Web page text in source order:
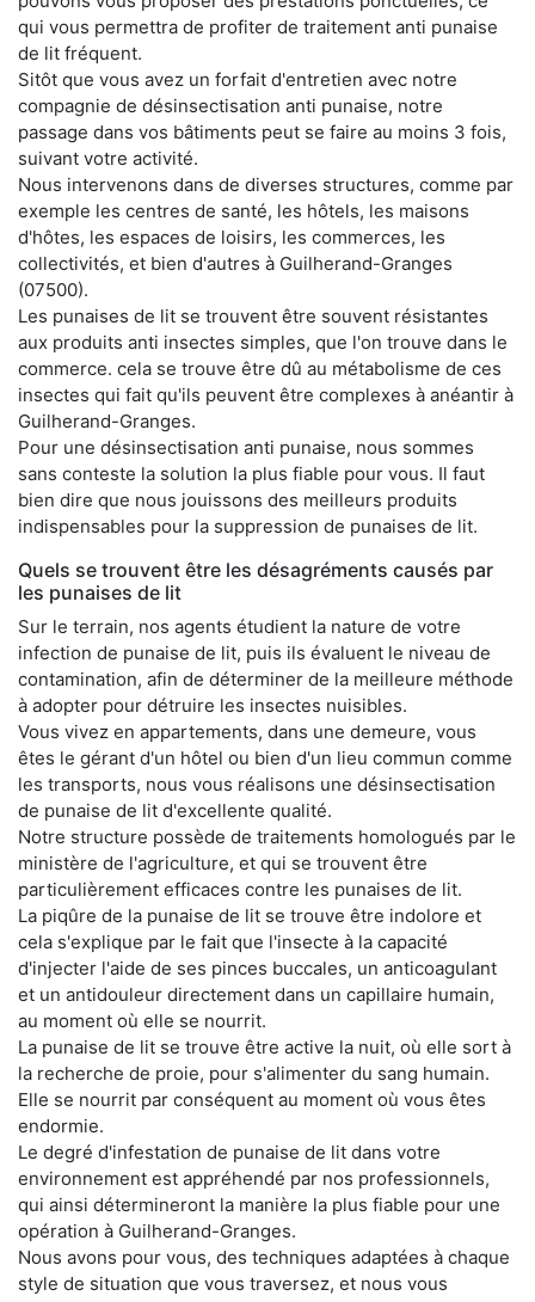
qui vous permettra de profiter de traitement anti punaise
de lit fréquent.
Sitôt que vous avez un forfait d'entretien avec notre
compagnie de désinsectisation anti punaise, notre
passage dans vos bâtiments peut se faire au moins 3 fois,
suivant votre activité.
Nous intervenons dans de diverses structures, comme par
exemple les centres de santé, les hôtels, les maisons
d'hôtes, les espaces de loisirs, les commerces, les
collectivités, et bien d'autres à Guilherand-Granges
(07500).
Les punaises de lit se trouvent être souvent résistantes
aux produits anti insectes simples, que l'on trouve dans le
commerce. cela se trouve être dû au métabolisme de ces
insectes qui fait qu'ils peuvent être complexes à anéantir à
Guilherand-Granges.
Pour une désinsectisation anti punaise, nous sommes
sans conteste la solution la plus fiable pour vous. Il faut
bien dire que nous jouissons des meilleurs produits
indispensables pour la suppression de punaises de lit.
Quels se trouvent être les désagréments causés par
les punaises de lit
Sur le terrain, nos agents étudient la nature de votre
infection de punaise de lit, puis ils évaluent le niveau de
contamination, afin de déterminer de la meilleure méthode
à adopter pour détruire les insectes nuisibles.
Vous vivez en appartements, dans une demeure, vous
êtes le gérant d'un hôtel ou bien d'un lieu commun comme
les transports, nous vous réalisons une désinsectisation
de punaise de lit d'excellente qualité.
Notre structure possède de traitements homologués par le
ministère de l'agriculture, et qui se trouvent être
particulièrement efficaces contre les punaises de lit.
La piqûre de la punaise de lit se trouve être indolore et
cela s'explique par le fait que l'insecte à la capacité
d'injecter l'aide de ses pinces buccales, un anticoagulant
et un antidouleur directement dans un capillaire humain,
au moment où elle se nourrit.
La punaise de lit se trouve être active la nuit, où elle sort à
la recherche de proie, pour s'alimenter du sang humain.
Elle se nourrit par conséquent au moment où vous êtes
endormie.
Le degré d'infestation de punaise de lit dans votre
environnement est appréhendé par nos professionnels,
qui ainsi détermineront la manière la plus fiable pour une
opération à Guilherand-Granges.
Nous avons pour vous, des techniques adaptées à chaque
style de situation que vous traversez, et nous vous